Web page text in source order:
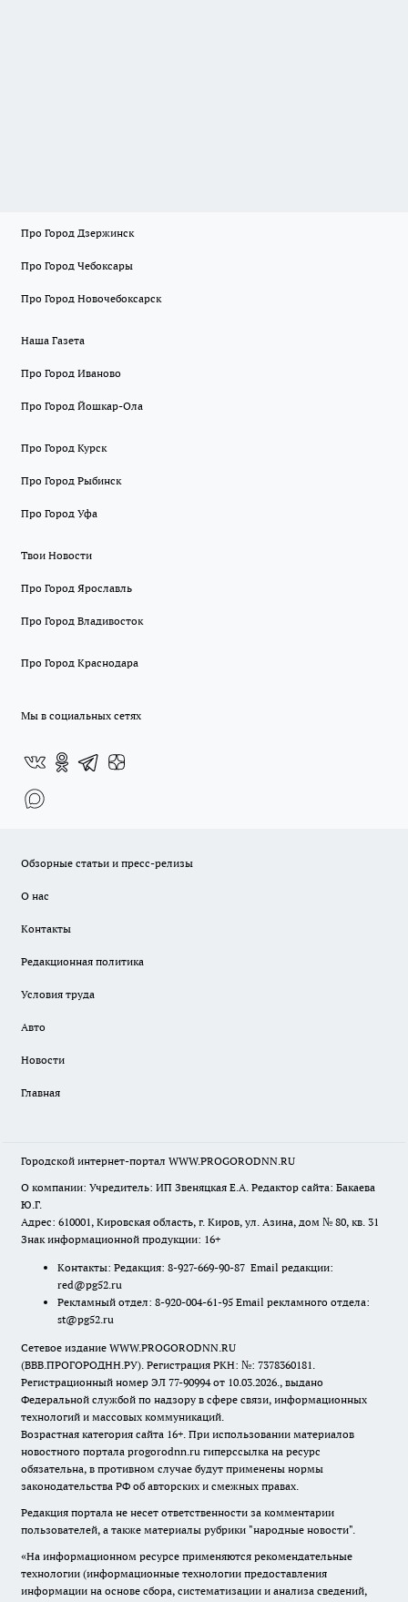
Про Город Дзержинск
Про Город Чебоксары
Про Город Новочебоксарск
Наша Газета
Про Город Иваново
Про Город Йошкар-Ола
Про Город Курск
Про Город Рыбинск
Про Город Уфа
Твои Новости
Про Город Ярославль
Про Город Владивосток
Про Город Краснодара
Мы в социальных сетях
Обзорные статьи и пресс-релизы
О нас
Контакты
Редакционная политика
Условия труда
Авто
Новости
Главная
Городской интернет-портал WWW.PROGORODNN.RU
О компании: Учредитель: ИП Звеняцкая Е.А. Редактор сайта: Бакаева
Ю.Г.
Адрес: 610001, Кировская область, г. Киров, ул. Азина, дом № 80, кв. 31
Знак информационной продукции: 16+
Контакты: Редакция: 8-927-669-90-87 Email редакции:
red@pg52.ru
Рекламный отдел: 8-920-004-61-95 Email рекламного отдела:
st@pg52.ru
Сетевое издание WWW.PROGORODNN.RU
(ВВВ.ПРОГОРОДНН.РУ). Регистрация РКН: №: 7378360181.
Регистрационный номер ЭЛ 77-90994 от 10.03.2026., выдано
Федеральной службой по надзору в сфере связи, информационных
технологий и массовых коммуникаций.
Возрастная категория сайта 16+. При использовании материалов
новостного портала progorodnn.ru гиперссылка на ресурс
обязательна, в противном случае будут применены нормы
законодательства РФ об авторских и смежных правах.
Редакция портала не несет ответственности за комментарии
пользователей, а также материалы рубрики "народные новости".
«На информационном ресурсе применяются рекомендательные
технологии (информационные технологии предоставления
информации на основе сбора, систематизации и анализа сведений,